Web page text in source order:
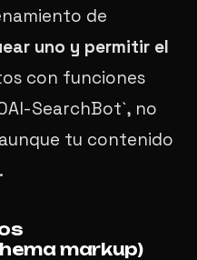
de
uno y permitir el
con funciones
SearchBot`, no
tu contenido
markup)